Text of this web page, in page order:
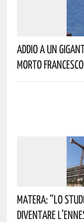
Addio A Un
Morto
Matera: “Lo
Diventare